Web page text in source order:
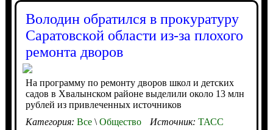
Володин обратился в прокуратуру
Саратовской области из-за плохого
ремонта дворов
На программу по ремонту дворов школ и детских
садов в Хвалынском районе выделили около 13 млн
рублей из привлеченных источников
Категория: Все\Общество Источник: ТАСС